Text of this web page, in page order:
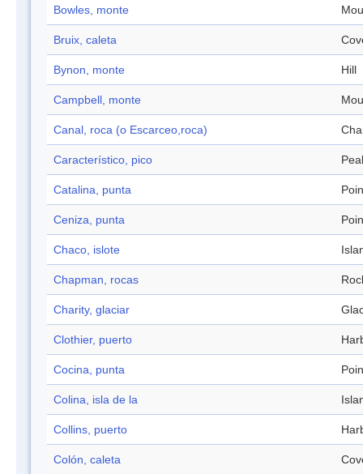
Bowles, monte
Bruix, caleta
Bynon, monte Hill
Campbell, monte
Canal, roca (o Escarceo,roca)
Característico, pico
Catalina, punta
Ceniza, punta
Chaco, islote
Chapman, rocas
Charity, glaciar
Clothier, puerto
Cocina, punta
Colina, isla de la
Collins, puerto
Colón, caleta